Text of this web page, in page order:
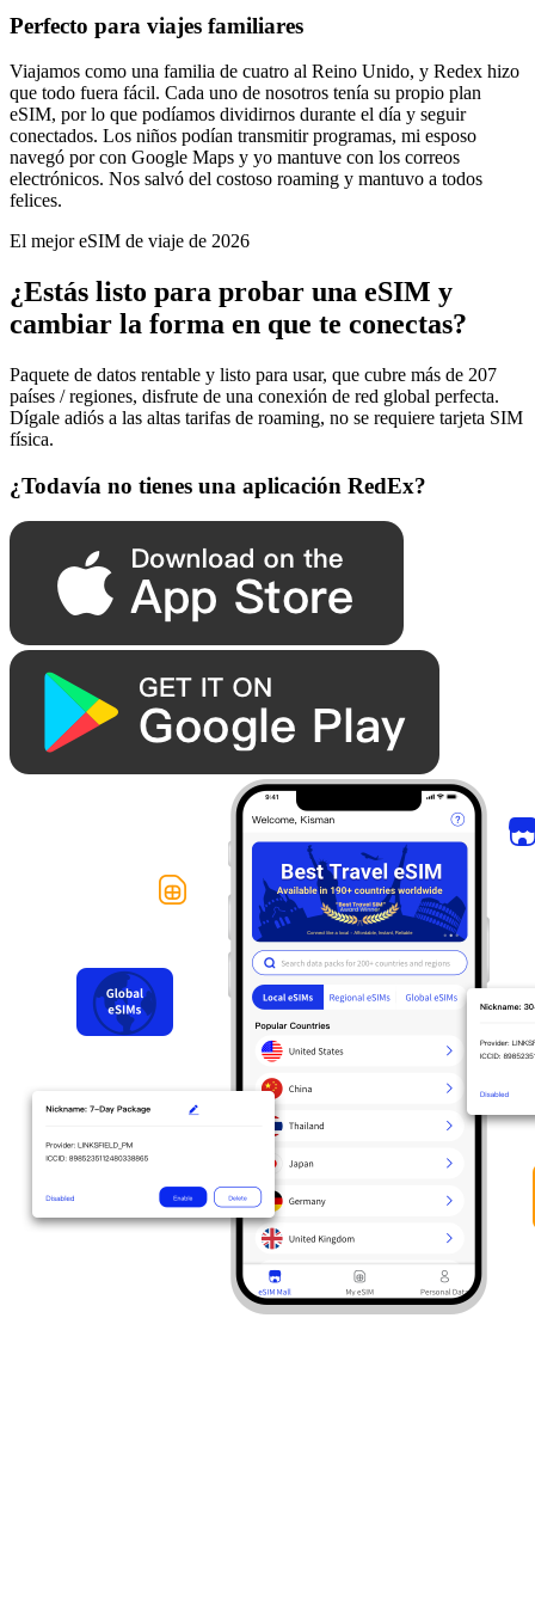
Perfecto para viajes familiares
Viajamos como una familia de cuatro al Reino Unido, y Redex hizo
que todo fuera fácil. Cada uno de nosotros tenía su propio plan
eSIM, por lo que podíamos dividirnos durante el día y seguir
conectados. Los niños podían transmitir programas, mi esposo
navegó por con Google Maps y yo mantuve con los correos
electrónicos. Nos salvó del costoso roaming y mantuvo a todos
felices.
El mejor eSIM de viaje de 2026
¿Estás listo para probar una eSIM y
cambiar la forma en que te conectas?
Paquete de datos rentable y listo para usar, que cubre más de 207
países / regiones, disfrute de una conexión de red global perfecta.
Dígale adiós a las altas tarifas de roaming, no se requiere tarjeta SIM
física.
¿Todavía no tienes una aplicación RedEx?